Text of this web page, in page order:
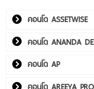
คอนโด ASSETWISE
คอนโด ANANDA
คอนโด AP